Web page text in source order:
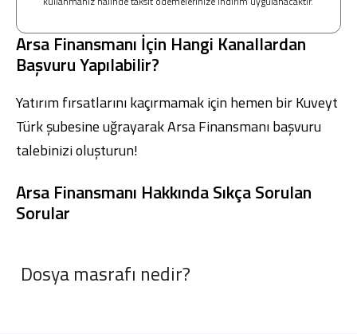
Arsa Finansmanı İçin Hangi Kanallardan
Başvuru Yapılabilir?
Yatırım fırsatlarını kaçırmamak için hemen birKuveyt
Türk şubesineuğrayarak Arsa Finansmanı başvuru
talebinizi oluşturun!
Arsa Finansmanı Hakkında Sıkça Sorulan
Sorular
Dosya masrafı nedir?